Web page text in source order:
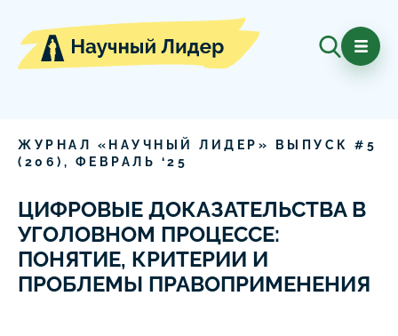
ЖУРНАЛ «НАУЧНЫЙ ЛИДЕР» ВЫПУСК # 5
( 206 ), ФЕВРАЛЬ ‘25
ЦИФРОВЫЕ ДОКАЗАТЕЛЬСТВА В
УГОЛОВНОМ ПРОЦЕССЕ:
ПОНЯТИЕ, КРИТЕРИИ И
ПРОБЛЕМЫ ПРАВОПРИМЕНЕНИЯ